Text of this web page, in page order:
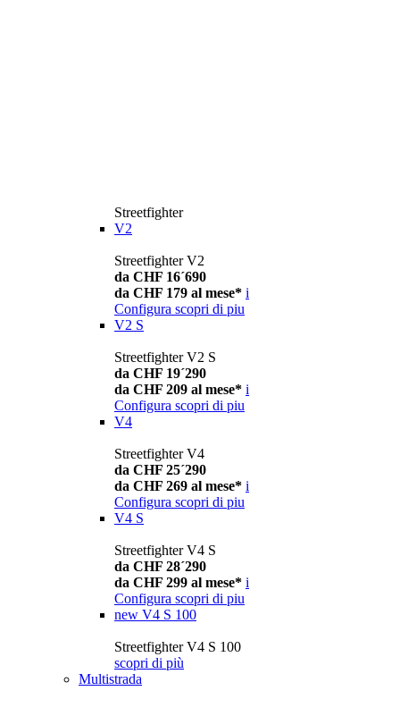
Streetfighter
V2
Streetfighter V2
da CHF 16´690
da CHF 179 al mese* i
Configura scopri di piu
V2 S
Streetfighter V2 S
da CHF 19´290
da CHF 209 al mese* i
Configura scopri di piu
V4
Streetfighter V4
da CHF 25´290
da CHF 269 al mese* i
Configura scopri di piu
V4 S
Streetfighter V4 S
da CHF 28´290
da CHF 299 al mese* i
Configura scopri di piu
new V4 S 100
Streetfighter V4 S 100
scopri di più
Multistrada